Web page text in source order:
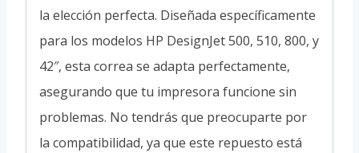
la elección perfecta. Diseñada específicamente
para los modelos HP DesignJet 500, 510, 800, y
42″, esta correa se adapta perfectamente,
asegurando que tu impresora funcione sin
problemas. No tendrás que preocuparte por
la compatibilidad, ya que este repuesto está